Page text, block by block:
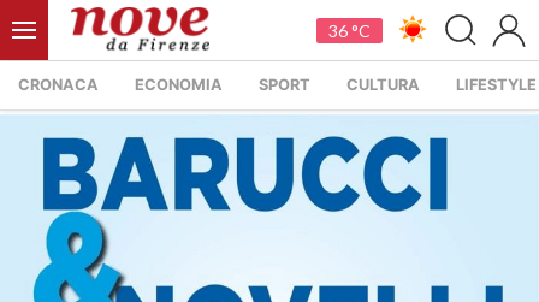
36 °C
CRONACA ECONOMIA SPORT CULTURA LIFESTYLE